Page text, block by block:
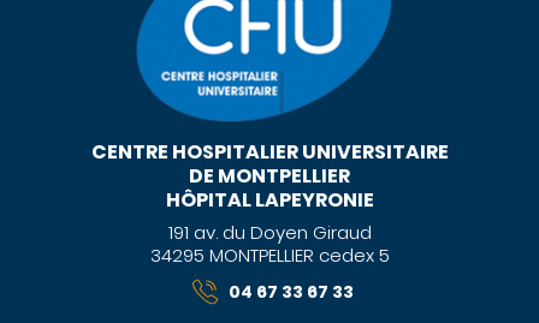
CENTRE HOSPITALIER UNIVERSITAIRE
DE MONTPELLIER
HÔPITAL LAPEYRONIE
191 av. du Doyen Giraud
34295 MONTPELLIER cedex 5
04 67 33 67 33